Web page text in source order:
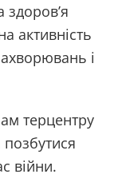
активність
і
терцентру
війни.